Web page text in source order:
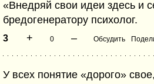
«Внедряй свои идеи здесь и
бредогенератору психолог.
3 + 0 – Обсудить
У всех понятие «дорого»